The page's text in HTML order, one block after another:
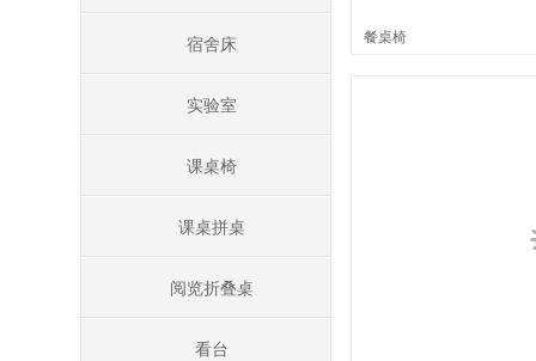
宿舍床
实验室
课桌椅
课桌拼桌
阅览折叠桌
看台
餐桌椅